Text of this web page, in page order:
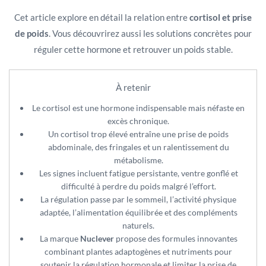
Cet article explore en détail la relation entrecortisol et prise
de poids. Vous découvrirez aussi les solutions concrètes pour
réguler cette hormone et retrouver un poids stable.
À retenir
Le cortisol est une hormone indispensable mais néfaste en
excès chronique.
Un cortisol trop élevé entraîne une prise de poids
abdominale, des fringales et un ralentissement du
métabolisme.
Les signes incluent fatigue persistante, ventre gonflé et
difficulté à perdre du poids malgré l’effort.
La régulation passe par le sommeil, l’activité physique
adaptée, l’alimentation équilibrée et des compléments
naturels.
La marque Nucleverpropose des formules innovantes
combinant plantes adaptogènes et nutriments pour